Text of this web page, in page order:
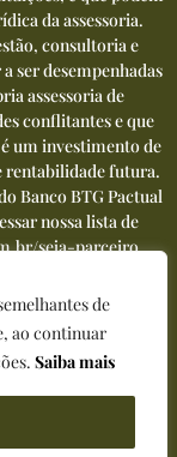
de
ao continuar
Saiba mais
da assessoria.
consultoria e
ser desempenhadas
assessoria de
conflitantes e que
um investimento de
rentabilidade futura.
Banco BTG Pactual
nossa lista de
seja-parceiro
uso